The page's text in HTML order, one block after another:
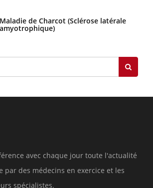
Maladie de Charcot (Sclérose latérale
amyotrophique)
avec chaque jour toute l'actualité
par des médecins en exercice et les
spécialistes.